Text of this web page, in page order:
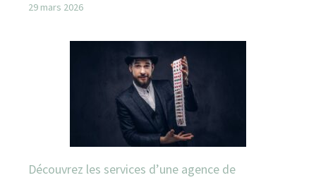
29 mars 2026
Découvrez les services d’une agence de